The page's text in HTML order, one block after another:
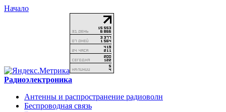
Начало
Радиоэлектроника
Антенны и распространение радиоволн
Беспроводная связь